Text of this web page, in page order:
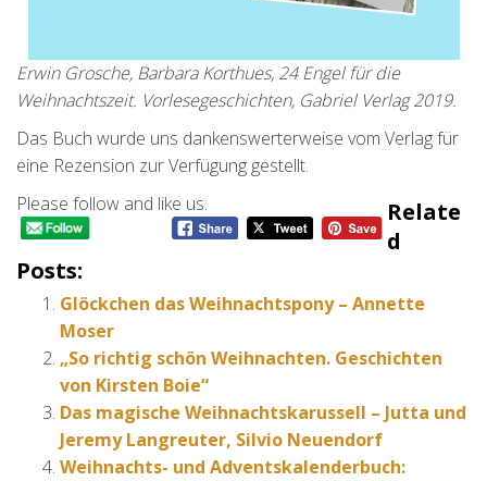
Erwin Grosche, Barbara Korthues, 24 Engel für die
Weihnachtszeit. Vorlesegeschichten, Gabriel Verlag 2019.
Das Buch wurde uns dankenswerterweise vom Verlag für
eine Rezension zur Verfügung gestellt.
Please follow and like us:
Relate
D
Posts:
Glöckchen das Weihnachtspony – Annette
Moser
„So richtig schön Weihnachten. Geschichten
von Kirsten Boie“
Das magische Weihnachtskarussell – Jutta und
Jeremy Langreuter, Silvio Neuendorf
Weihnachts- und Adventskalenderbuch: